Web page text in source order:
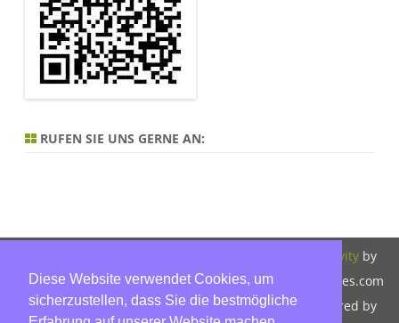
RUFEN SIE UNS GERNE AN:
Hinnerk Warter,
Warter-
unsere
Datenschutzerklärung.
ZeroGravityby
GalussoThemes.com
Powered by
Diese Website verwendet Cookies, um
sicherzustellen, dass Sie die bestmögliche